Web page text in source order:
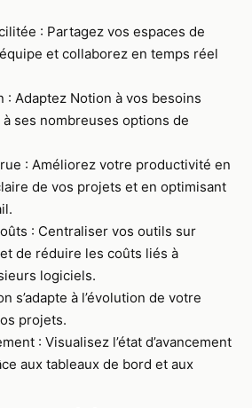
: Partagez vos espaces de
et collaborez en temps réel
: Adaptez Notion à vos besoins
ses nombreuses options de
: Améliorez votre productivité en
de vos projets et en optimisant
: Centraliser vos outils sur
de réduire les coûts liés à
logiciels.
s’adapte à l’évolution de votre
projets.
: Visualisez l’état d’avancement
aux tableaux de bord et aux